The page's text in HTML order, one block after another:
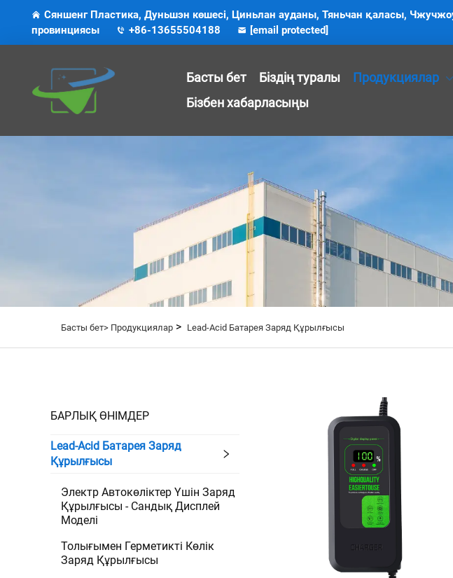
Сяншенг Пластика, Дуньшэн көшесі, Циньлан ауданы, Тяньчан қаласы,
провинциясы
+86-13655504188 [email protected]
Басты бет Біздің туралы Продукциялар
Бізбен хабарласыңы
Басты бет> Продукциялар > Lead-Acid Батарея Заряд Құрылғысы
БАРЛЫҚ ӨНІМДЕР
Lead-Acid Батарея Заряд
Құрылғысы
Электр Автокөліктер Үшін Заряд
Құрылғысы - Сандық Дисплей
Моделі
Толығымен Герметикті Көлік
Заряд Құрылғысы